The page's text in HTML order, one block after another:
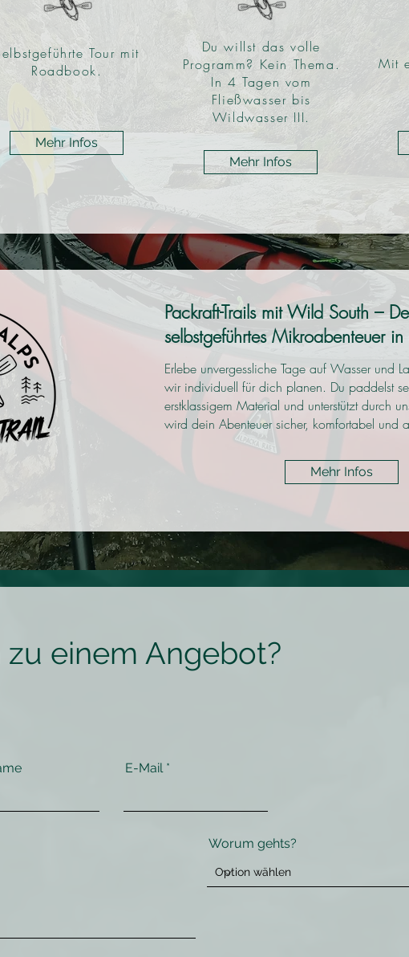
Tour mit
Roadbook.
Mehr Infos
Du willst das volle
Programm? Kein Thema.
In 4 Tagen vom
Fließwasser bis
Wildwasser III.
Mehr Infos
Mit
Packraft-Trails mit Wild South –
selbstgeführtes Mikroabenteuer
Erlebe unvergessliche Tage auf Wasser und
wir individuell für dich planen. Du paddelst
erstklassigem Material und unterstützt durch
wird dein Abenteuer sicher, komfortabel und
Mehr Infos
zu einem Angebot?
E-Mail
Worum gehts?